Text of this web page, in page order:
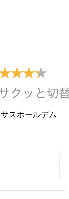
スホールデム